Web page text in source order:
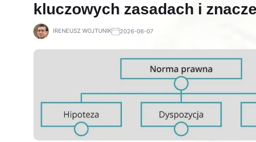
kluczowych zasadach i
IRENEUSZ WOJTUNIK 2026-06-07